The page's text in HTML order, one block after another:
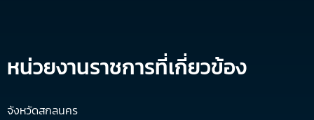
หน่วยงานราชการที่เกี่ยวข้อง
จังหวัดสกลนคร